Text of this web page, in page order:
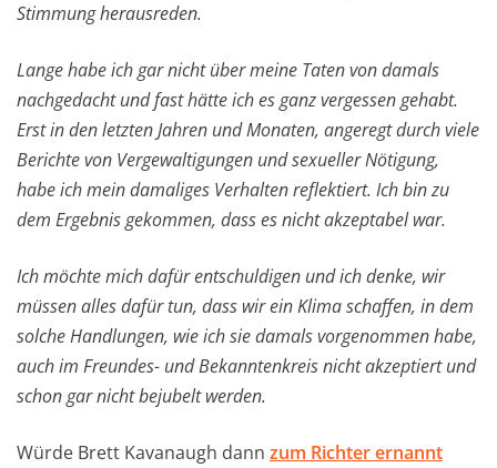
Stimmung herausreden.
Lange habe ich gar nicht über meine Taten von damals
nachgedacht und fast hätte ich es ganz vergessen gehabt.
Erst in den letzten Jahren und Monaten, angeregt durch viele
Berichte von Vergewaltigungen und sexueller Nötigung,
habe ich mein damaliges Verhalten reflektiert. Ich bin zu
dem Ergebnis gekommen, dass es nicht akzeptabel war.
Ich möchte mich dafür entschuldigen und ich denke, wir
müssen alles dafür tun, dass wir ein Klima schaffen, in dem
solche Handlungen, wie ich sie damals vorgenommen habe,
auch im Freundes- und Bekanntenkreis nicht akzeptiert und
schon gar nicht bejubelt werden.
Würde Brett Kavanaugh dann zum Richter ernannt